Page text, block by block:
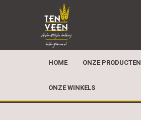
HOME ONZE PRODUCTEN
ONZE WINKELS